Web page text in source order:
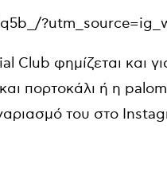
φημίζεται και
πορτοκάλι ή η
του στο